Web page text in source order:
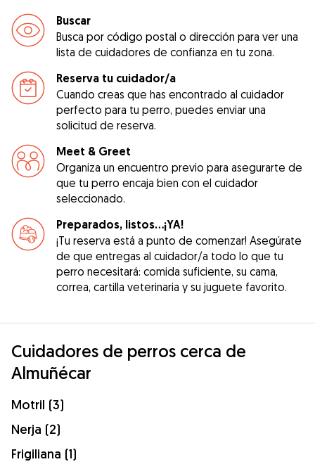
Buscar
Busca por código postal o dirección para ver una
lista de cuidadores de confianza en tu zona.
Reserva tu cuidador/a
Cuando creas que has encontrado al cuidador
perfecto para tu perro, puedes enviar una
solicitud de reserva.
Meet & Greet
Organiza un encuentro previo para asegurarte de
que tu perro encaja bien con el cuidador
seleccionado.
Preparados, listos...¡YA!
¡Tu reserva está a punto de comenzar! Asegúrate
de que entregas al cuidador/a todo lo que tu
perro necesitará: comida suficiente, su cama,
correa, cartilla veterinaria y su juguete favorito.
Cuidadores de perros cerca de
Almuñécar
Motril (3)
Nerja (2)
Frigiliana (1)